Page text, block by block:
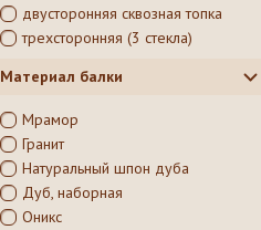
двусторонняя сквозная топка
трехсторонняя (3 стекла)
Материал балки
Мрамор
Гранит
Натуральный шпон дуба
Дуб, наборная
Оникс